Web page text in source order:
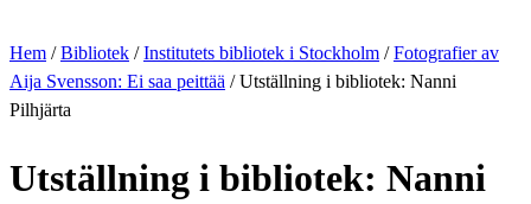
Hem /Bibliotek /Institutets bibliotek i Stockholm /Fotografier av
Aija Svensson: Ei saa peittää /Utställning i bibliotek: Nanni
Pilhjärta
Utställning i bibliotek: Nanni